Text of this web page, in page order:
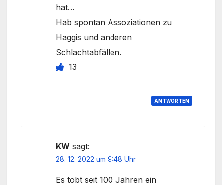
hat…
Hab spontan Assoziationen zu
Haggis und anderen
Schlachtabfällen.
13
ANTWORTEN
KW sagt:
28. 12. 2022 um 9:48 Uhr
Es tobt seit 100 Jahren ein